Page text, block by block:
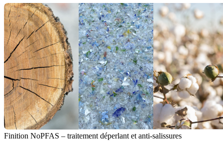
Finition NoPFAS – traitement déperlant et anti-salissures